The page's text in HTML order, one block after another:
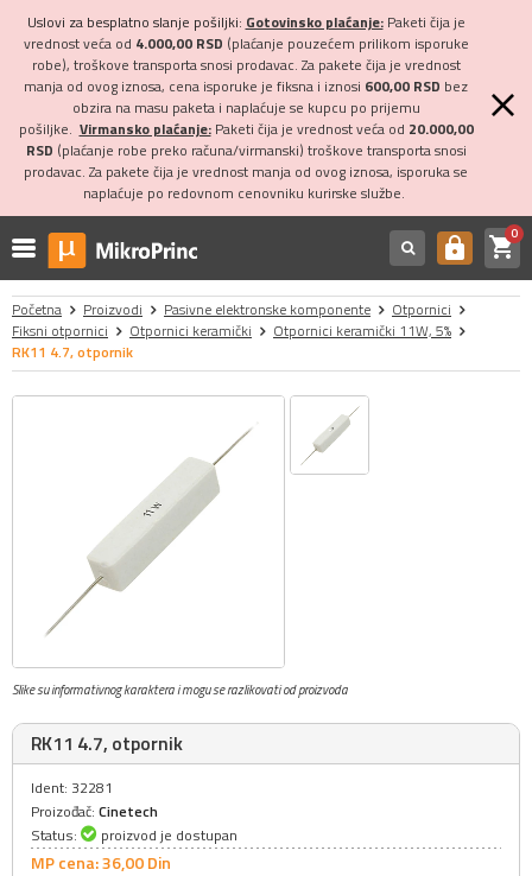
Uslovi za besplatno slanje pošiljki: Gotovinsko plaćanje:Paketi čija je
vrednost veća od 4.000,00 RSD (plaćanje pouzećem prilikom isporuke
robe), troškove transporta snosi prodavac. Za pakete čija je vrednost
manja od ovog iznosa, cena isporuke je fiksna i iznosi 600,00 RSD bez
obzira na masu paketa i naplaćuje se kupcu po prijemu
pošiljke. Virmansko plaćanje:Paketi čija je vrednost veća od 20.000,00
RSD (plaćanje robe preko računa/virmanski) troškove transporta snosi
prodavac. Za pakete čija je vrednost manja od ovog iznosa, isporuka se
naplaćuje po redovnom cenovniku kurirske službe.
https shopping_cart0
Početna Proizvodi Pasivne elektronske komponente
Otpornici
Fiksni otpornici
Otpornici keramički
Otpornici keramički 11W, 5%
RK11 4.7, otpornik
Slike su informativnog karaktera i mogu se razlikovati od proizvoda
RK11 4.7, otpornik
Ident: 32281
Proizođač: Cinetech
Status:
proizvod je dostupan
MP cena: 36,00Din